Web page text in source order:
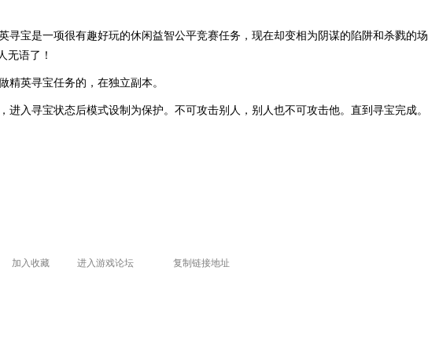
寻宝是一项很有趣好玩的休闲益智公平竞赛任务，现在却变相为阴谋的陷阱和杀戮的场
无语了！
精英寻宝任务的，在独立副本。
进入寻宝状态后模式设制为保护。不可攻击别人，别人也不可攻击他。直到寻宝完成。
加入收藏 进入游戏论坛 复制链接地址